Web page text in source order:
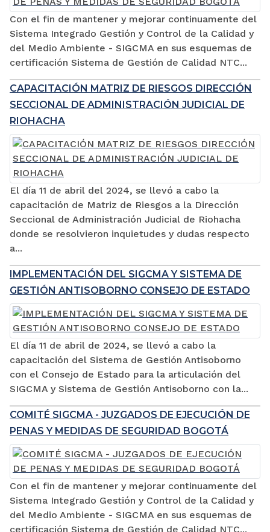
Con el fin de mantener y mejorar continuamente del
Sistema Integrado Gestión y Control de la Calidad y
del Medio Ambiente - SIGCMA en sus esquemas de
certificación Sistema de Gestión de Calidad NTC...
CAPACITACIÓN MATRIZ DE RIESGOS DIRECCIÓN
SECCIONAL DE ADMINISTRACIÓN JUDICIAL DE
RIOHACHA
El día 11 de abril del 2024, se llevó a cabo la
capacitación de Matriz de Riesgos a la Dirección
Seccional de Administración Judicial de Riohacha
donde se resolvieron inquietudes y dudas respecto
a...
IMPLEMENTACIÓN DEL SIGCMA Y SISTEMA DE
GESTIÓN ANTISOBORNO CONSEJO DE ESTADO
El día 11 de abril de 2024, se llevó a cabo la
capacitación del Sistema de Gestión Antisoborno
con el Consejo de Estado para la articulación del
SIGCMA y Sistema de Gestión Antisoborno con la...
COMITÉ SIGCMA - JUZGADOS DE EJECUCIÓN DE
PENAS Y MEDIDAS DE SEGURIDAD BOGOTÁ
Con el fin de mantener y mejorar continuamente del
Sistema Integrado Gestión y Control de la Calidad y
del Medio Ambiente - SIGCMA en sus esquemas de
certificación Sistema de Gestión de Calidad NTC...